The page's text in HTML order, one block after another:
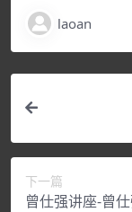
laoan
下一篇
曾仕强讲座-曾